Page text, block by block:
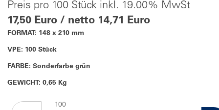
Preis pro 100 Stück inkl. 19.00% MwSt
17,50 Euro / netto 14,71 Euro
FORMAT: 148 x 210 mm
VPE: 100 Stück
FARBE: Sonderfarbe grün
GEWICHT: 0,65 Kg
100